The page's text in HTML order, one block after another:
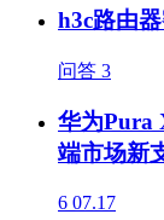
h3c路由
问答 3
华为Pura
端市场新
6 07.17